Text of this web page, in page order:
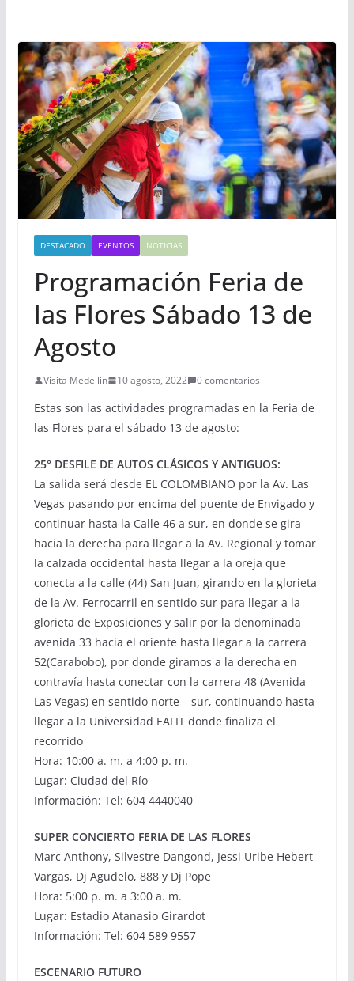
DESTACADO EVENTOS NOTICIAS
Programación Feria de
las Flores Sábado 13 de
Agosto
Visita Medellin 10 agosto, 2022 0 comentarios
Estas son las actividades programadas en la Feria de
las Flores para el sábado 13 de agosto:
25° DESFILE DE AUTOS CLÁSICOS Y ANTIGUOS:
La salida será desde EL COLOMBIANO por la Av. Las
Vegas pasando por encima del puente de Envigado y
continuar hasta la Calle 46 a sur, en donde se gira
hacia la derecha para llegar a la Av. Regional y tomar
la calzada occidental hasta llegar a la oreja que
conecta a la calle (44) San Juan, girando en la glorieta
de la Av. Ferrocarril en sentido sur para llegar a la
glorieta de Exposiciones y salir por la denominada
avenida 33 hacia el oriente hasta llegar a la carrera
52(Carabobo), por donde giramos a la derecha en
contravía hasta conectar con la carrera 48 (Avenida
Las Vegas) en sentido norte – sur, continuando hasta
llegar a la Universidad EAFIT donde ﬁnaliza el
recorrido
Hora: 10:00 a. m. a 4:00 p. m.
Lugar: Ciudad del Río
Información: Tel: 604 4440040
SUPER CONCIERTO FERIA DE LAS FLORES
Marc Anthony, Silvestre Dangond, Jessi Uribe Hebert
Vargas, Dj Agudelo, 888 y Dj Pope
Hora: 5:00 p. m. a 3:00 a. m.
Lugar: Estadio Atanasio Girardot
Información: Tel: 604 589 9557
ESCENARIO FUTURO